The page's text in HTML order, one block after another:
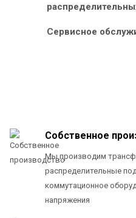
Сервисное
Собственное
Мы производим
распределительные
коммутационное
напряжения